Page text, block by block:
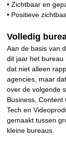
• Zichtbaar en
• Positieve
Volledig
Aan de basis van
dit jaar het bureau
dat niet alleen
agencies, maar
over de volgende
Business, Content
Tech en
gemaakt tussen
kleine bureaus.